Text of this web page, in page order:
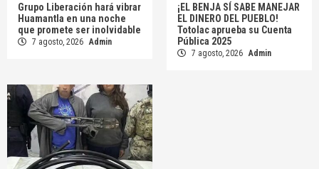
Grupo Liberación hará vibrar
Huamantla en una noche
que promete ser inolvidable
7 agosto, 2026 Admin
¡EL BENJA SÍ SABE MANEJAR
EL DINERO DEL PUEBLO!
Totolac aprueba su Cuenta
Pública 2025
7 agosto, 2026 Admin